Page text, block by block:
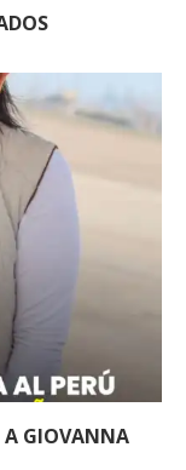
A GIOVANNA